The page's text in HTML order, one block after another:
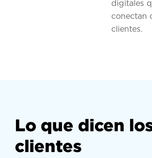
digitales
conectan
clientes.
Lo que dicen
clientes